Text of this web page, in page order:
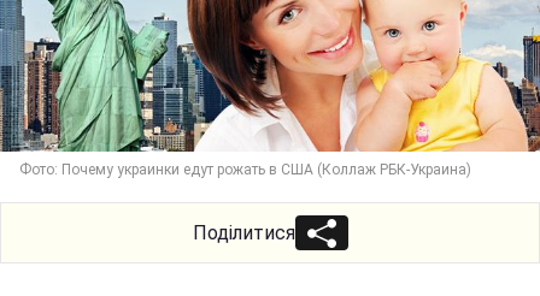
Фото: Почему украинки едут рожать в США (Коллаж РБК-Украина)
Поділитися